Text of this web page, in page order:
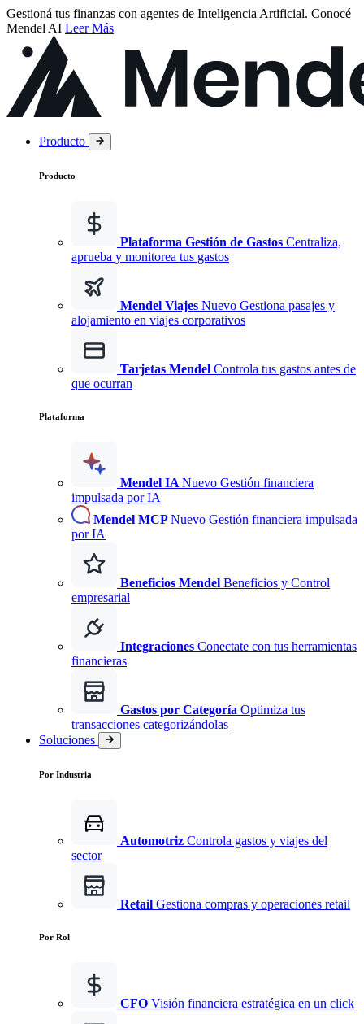
Gestioná tus finanzas con agentes de Inteligencia Artificial. Conocé
Mendel AI Leer Más
Producto
Producto
Plataforma Gestión de Gastos Centraliza,
aprueba y monitorea tus gastos
Mendel Viajes Nuevo Gestiona pasajes y
alojamiento en viajes corporativos
Tarjetas Mendel Controla tus gastos antes de
que ocurran
Plataforma
Mendel IA Nuevo Gestión financiera
impulsada por IA
Mendel MCPNuevo Gestión financiera impulsada
por IA
Beneficios Mendel Beneficios y Control
empresarial
Integraciones Conectate con tus herramientas
financieras
Gastos por Categoría Optimiza tus
transacciones categorizándolas
Soluciones
Por Industria
Automotriz Controla gastos y viajes del
sector
Retail Gestiona compras y operaciones retail
Por Rol
CFO Visión financiera estratégica en un click